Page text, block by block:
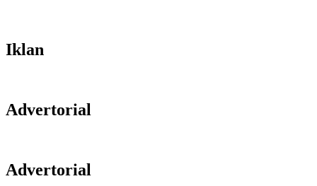
Iklan
Advertorial
Advertorial